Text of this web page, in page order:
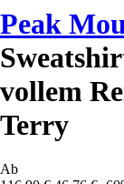
Peak
vollem
Terry
Ab